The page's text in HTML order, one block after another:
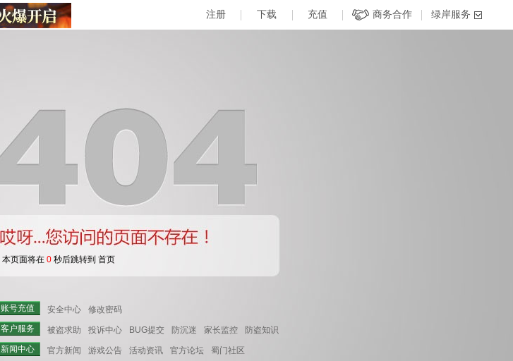
本页面将在 0 秒后跳转到 首页
账号充值 安全中心
修改密码
客户服务
被盗求助 投诉中心 BUG提交 防沉迷 家长监控
防盗知识
新闻中心
官方新闻 游戏公告 活动资讯 官方论坛 蜀门社区